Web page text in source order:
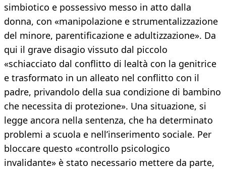
simbiotico e possessivo messo in atto dalla
donna, con «manipolazione e strumentalizzazione
del minore, parentificazione e adultizzazione». Da
qui il grave disagio vissuto dal piccolo
«schiacciato dal conflitto di lealtà con la genitrice
e trasformato in un alleato nel conflitto con il
padre, privandolo della sua condizione di bambino
che necessita di protezione». Una situazione, si
legge ancora nella sentenza, che ha determinato
problemi a scuola e nell’inserimento sociale. Per
bloccare questo «controllo psicologico
invalidante» è stato necessario mettere da parte,